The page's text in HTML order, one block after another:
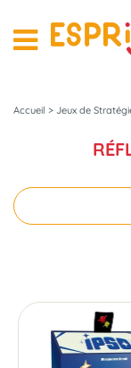
Accueil > Jeux de